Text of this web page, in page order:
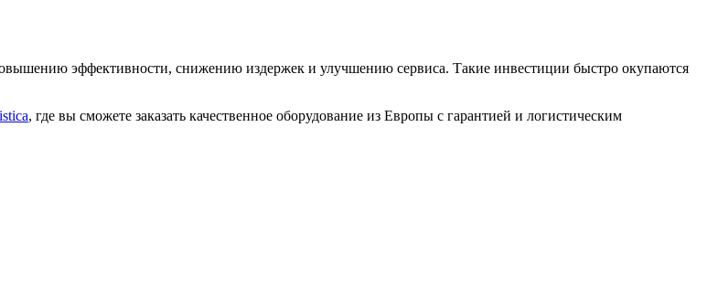
эффективности, снижению издержек и улучшению сервиса. Такие инвестиции быстро окупаются
, где вы сможете заказать качественное оборудование из Европы с гарантией и логистическим